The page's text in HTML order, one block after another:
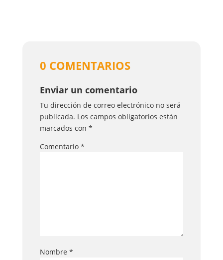
0 COMENTARIOS
Enviar un comentario
Tu dirección de correo electrónico no será
publicada. Los campos obligatorios están
marcados con *
Comentario *
Nombre *